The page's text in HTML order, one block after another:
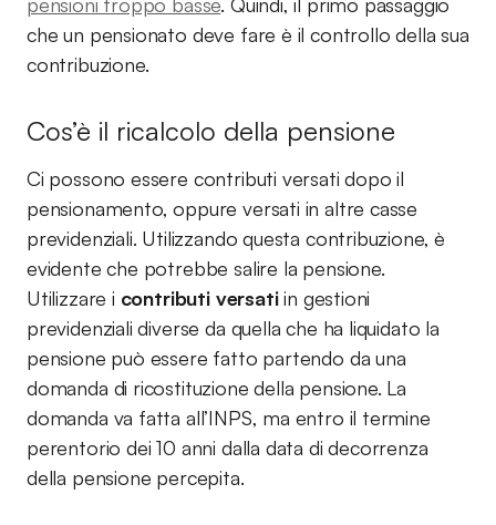
che un pensionato deve fare è il controllo della sua
contribuzione.
Cos’è il ricalcolo della pensione
Ci possono essere contributi versati dopo il
pensionamento, oppure versati in altre casse
previdenziali. Utilizzando questa contribuzione, è
evidente che potrebbe salire la pensione.
Utilizzare i contributi versatiin gestioni
previdenziali diverse da quella che ha liquidato la
pensione può essere fatto partendo da una
domanda di ricostituzione della pensione. La
domanda va fatta all’INPS, ma entro il termine
perentorio dei 10 anni dalla data di decorrenza
della pensione percepita.